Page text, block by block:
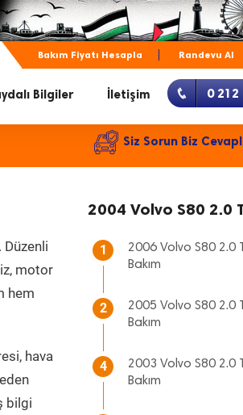
Bakım Fiyatı Hesapla Randevu Al
Bilgiler İletişim 0 212
Siz Sorun Biz
Düzenli
motor
hem
hava
bilgi
2004 Volvo S80 2.0
1
2006 Volvo S80 2.0
Bakım
2
2005 Volvo S80 2.0
Bakım
4
2003 Volvo S80 2.0
Bakım